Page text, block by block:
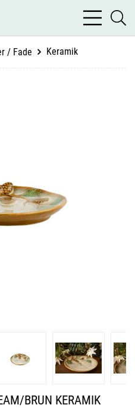
bars
light
/ Fade Keramik
BRUN KERAMIK